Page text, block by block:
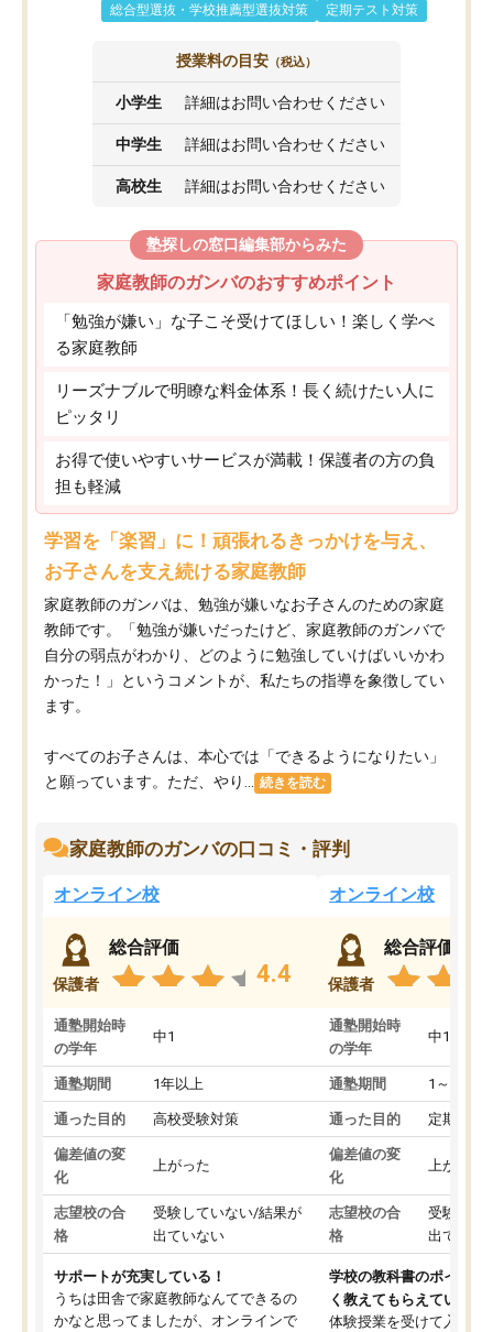
総合型選抜・学校推薦型選抜対策
定期テスト対策
授業料の目安 （税込）
小学生 詳細はお問い合わせください
中学生 詳細はお問い合わせください
高校生 詳細はお問い合わせください
塾探しの窓口編集部からみた
家庭教師のガンバのおすすめポイント
「勉強が嫌い」な子こそ受けてほしい！楽しく学べ
る家庭教師
リーズナブルで明瞭な料金体系！長く続けたい人に
ピッタリ
お得で使いやすいサービスが満載！保護者の方の負
担も軽減
学習を「楽習」に！頑張れるきっかけを与え、
お子さんを支え続ける家庭教師
家庭教師のガンバは、勉強が嫌いなお子さんのための家庭
教師です。「勉強が嫌いだったけど、家庭教師のガンバで
自分の弱点がわかり、どのように勉強していけばいいかわ
かった！」というコメントが、私たちの指導を象徴してい
ます。
すべてのお子さんは、本心では「できるようになりたい」
と願っています。ただ、やり...
続きを読む
家庭教師のガンバの口コミ・評判
オンライン校
保護者
総合評価
4.4
通塾開始時
の学年
中1
通塾期間 1年以上
通った目的 高校受験対策
偏差値の変
化
上がった
志望校の合
格
受験していない/結果が
出ていない
サポートが充実している！
うちは田舎で家庭教師なんてできるの
かなと思ってましたが、オンラインで
オンライン校
保護者
総合評価
通塾開始時
の学年
中1
通塾期間 1～3ヵ月
通った目的 定期テス
偏差値の変
化
上がった
志望校の合
格
受験して
出ていな
学校の教科書のポイント
く教えてもらえている
体験授業を受けて入塾し